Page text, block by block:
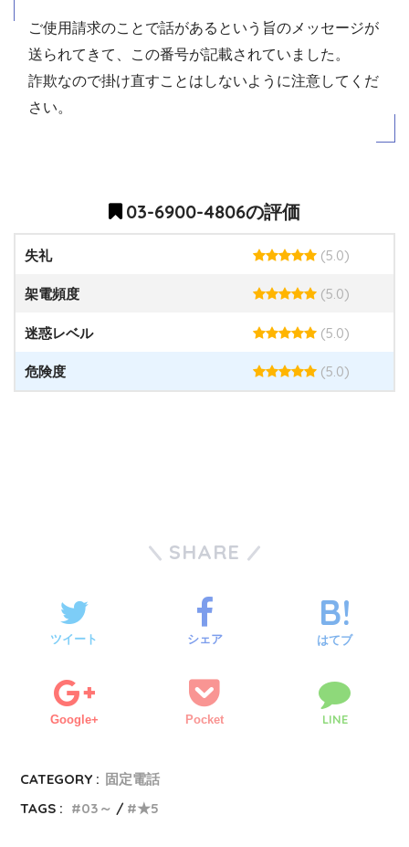
ご使用請求のことで話があるという旨のメッセージが
送られてきて、この番号が記載されていました。
詐欺なので掛け直すことはしないように注意してくだ
さい。
03-6900-4806の評価
失礼 (5.0)
架電頻度 (5.0)
迷惑レベル (5.0)
危険度 (5.0)
SHARE
ツイート シェア はてブ
Google+ Pocket LINE
CATEGORY : 固定電話
TAGS :
03～ ★5